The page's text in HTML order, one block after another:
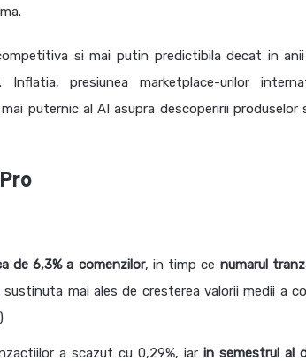
si mai putin predictibila decat in
presiunea marketplace-urilor
puternic al AI asupra descoperirii produselor
de 6,3% a comenzilor, in timp ce numarul
sustinuta mai ales de cresterea valorii medii a
a scazut cu 0,29%, iarin semestrul al